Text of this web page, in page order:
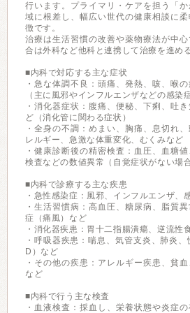
行います。プライマリ・ケアを担う「
域に根差し、幅広い世代の健康相談に
徴です。
治療は生活習慣の改善や薬物療法が中
合は外科など他科と連携して治療を進め
■内科で対応する主な症状
・急な体調不良：頭痛、発熱、咳、喉
（主に風邪やインフルエンザなどの感染
・消化器症状：腹痛、便秘、下痢、吐
ど（消化管に関わる症状）
・全身の不調：めまい、胸痛、息切れ
レルギー、急激な体重変化、むくみなど
・健康診断後の精密検査：血圧、血糖
検査などの数値異常（自覚症状がない場
■内科で診療する主な疾患
・急性感染症：風邪、インフルエンザ、
・生活習慣病：高血圧、糖尿病、脂質
症（痛風）など
・消化器疾患：胃十二指腸潰瘍、逆流性
・呼吸器疾患：喘息、気管支炎、肺炎
D）など
・その他の疾患：アレルギー疾患、貧
など
■内科で行う主な検査
・血液検査：採血し、栄養状態や炎症